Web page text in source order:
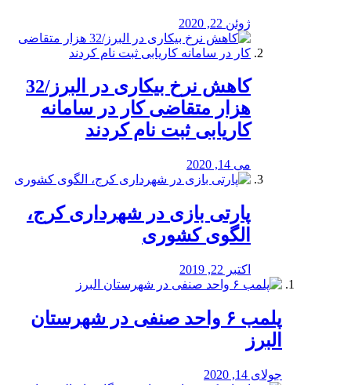
ژوئن 22, 2020
کاهش نرخ بیکاری در البرز/32
هزار متقاضی کار در سامانه
کاریابی ثبت نام کردند
می 14, 2020
پارتی بازی در شهرداری کرج،
الگوی کشوری
اکتبر 22, 2019
پلمب ۶ واحد صنفی در شهرستان
البرز
جولای 14, 2020